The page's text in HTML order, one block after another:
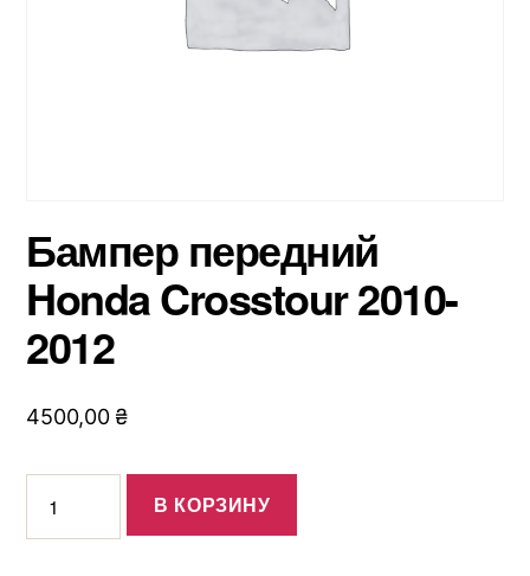
Бампер передний
Honda Crosstour 2010-
2012
4500,00 ₴
товара
Бампер
В КОРЗИНУ